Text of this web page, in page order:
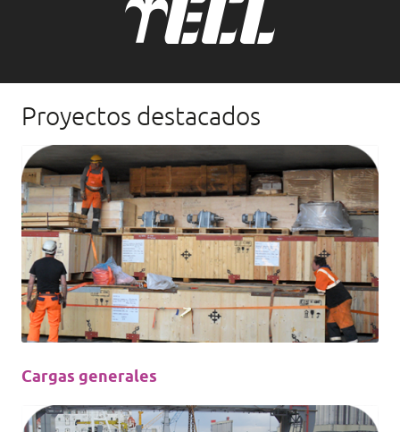
Proyectos destacados
Cargas generales